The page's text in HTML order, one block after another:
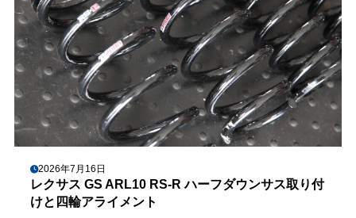
2026年7月16日
レクサス GS ARL10 RS-R ハーフダウンサス取り付
けと四輪アライメント